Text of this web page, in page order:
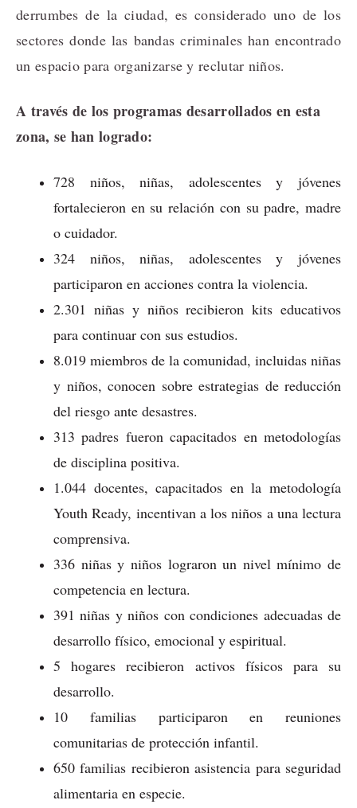
derrumbes de la ciudad, es considerado uno de los
sectores donde las bandas criminales han encontrado
un espacio para organizarse y reclutar niños.
A través de los programas desarrollados en esta
zona, se han logrado:
728 niños, niñas, adolescentes y jóvenes
fortalecieron en su relación con su padre, madre
o cuidador.
324 niños, niñas, adolescentes y jóvenes
participaron en acciones contra la violencia.
2.301 niñas y niños recibieron kits educativos
para continuar con sus estudios.
8.019 miembros de la comunidad, incluidas niñas
y niños, conocen sobre estrategias de reducción
del riesgo ante desastres.
313 padres fueron capacitados en metodologías
de disciplina positiva.
1.044 docentes, capacitados en la metodología
Youth Ready, incentivan a los niños a una lectura
comprensiva.
336 niñas y niños lograron un nivel mínimo de
competencia en lectura.
391 niñas y niños con condiciones adecuadas de
desarrollo físico, emocional y espiritual.
5 hogares recibieron activos físicos para su
desarrollo.
10 familias participaron en reuniones
comunitarias de protección infantil.
650 familias recibieron asistencia para seguridad
alimentaria en especie.